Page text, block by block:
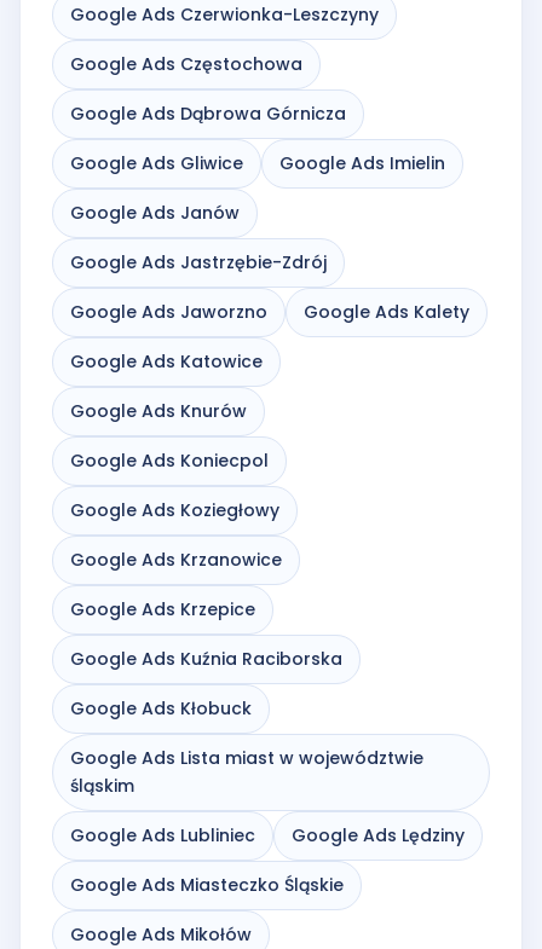
Google Ads Czerwionka-Leszczyny
Google Ads Częstochowa
Google Ads Dąbrowa Górnicza
Google Ads Gliwice Google Ads Imielin
Google Ads Janów
Google Ads Jastrzębie-Zdrój
Google Ads Jaworzno Google Ads Kalety
Google Ads Katowice
Google Ads Knurów
Google Ads Koniecpol
Google Ads Koziegłowy
Google Ads Krzanowice
Google Ads Krzepice
Google Ads Kuźnia Raciborska
Google Ads Kłobuck
Google Ads Lista miast w województwie
śląskim
Google Ads Lubliniec Google Ads Lędziny
Google Ads Miasteczko Śląskie
Google Ads Mikołów